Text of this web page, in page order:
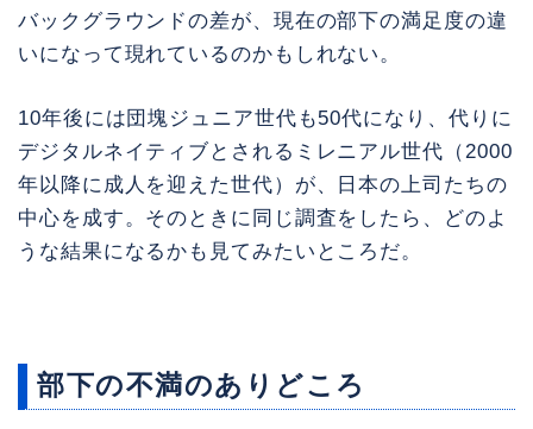
バックグラウンドの差が、現在の部下の満足度の違
いになって現れているのかもしれない。
10年後には団塊ジュニア世代も50代になり、代りに
デジタルネイティブとされるミレニアル世代（2000
年以降に成人を迎えた世代）が、日本の上司たちの
中心を成す。そのときに同じ調査をしたら、どのよ
うな結果になるかも見てみたいところだ。
部下の不満のありどころ